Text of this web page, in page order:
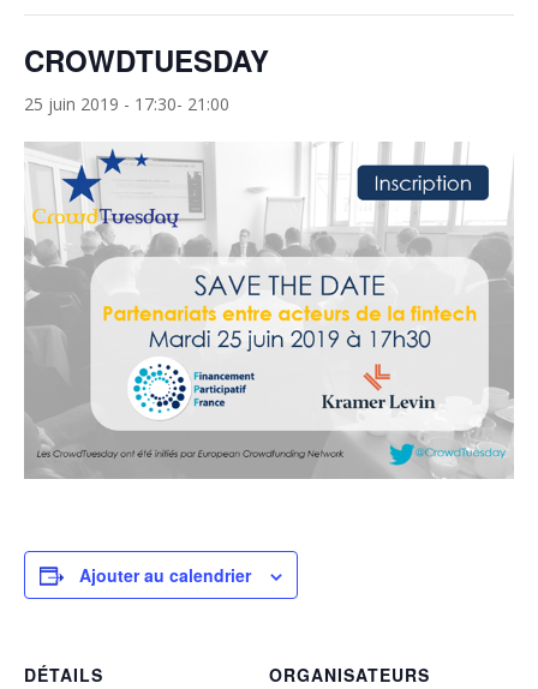
CROWDTUESDAY
25 juin 2019 - 17:30- 21:00
Ajouter au calendrier
DÉTAILS
ORGANISATEURS